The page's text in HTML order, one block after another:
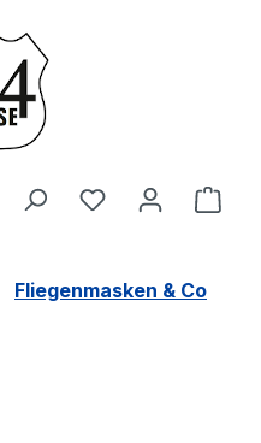
Du hast 0
Fliegenmasken & Co